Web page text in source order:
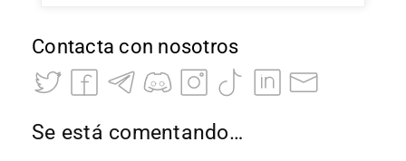
Contacta con nosotros
Se está comentando…